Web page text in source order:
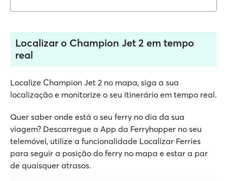
Localizar o Champion Jet 2 em tempo
real
Localize Champion Jet 2 no mapa, siga a sua
localização e monitorize o seu itinerário em tempo real.
Quer saber onde está o seu ferry no dia da sua
viagem? Descarregue a App da Ferryhopper no seu
telemóvel, utilize a funcionalidade Localizar Ferries
para seguir a posição do ferry no mapa e estar a par
de quaisquer atrasos.